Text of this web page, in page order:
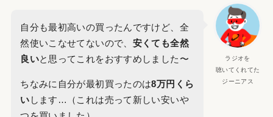
ラジオを
聴いてくれてた
ジーニアス
自分も最初高いの買ったんですけど、全
然使いこなせてないので、 安くても全然
良いと思ってこれをおすすめしました〜
ちなみに自分が最初買ったのは8万円くら
い します…（これは売って新しい安いや